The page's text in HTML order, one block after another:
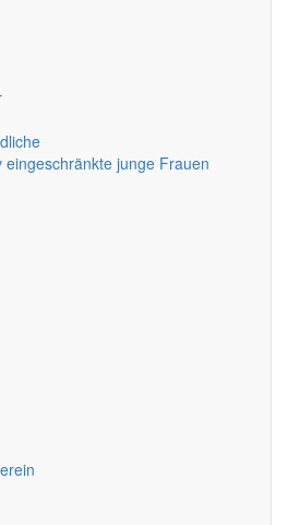
eingeschränkte junge Frauen